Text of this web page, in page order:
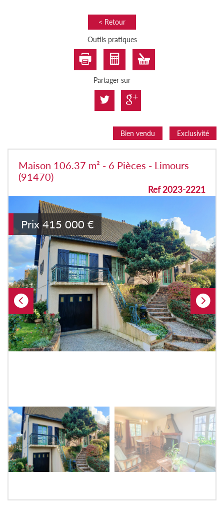
< Retour
Outils pratiques
Partager sur
Bien vendu Exclusivité
Maison 106.37 m² - 6 Pièces - Limours
(91470)
Ref 2023-2221
Prix 415 000 €